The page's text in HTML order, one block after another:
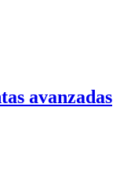
avanzadas